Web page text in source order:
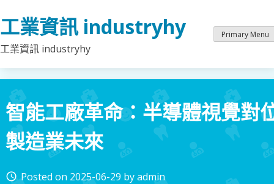
to
content
工業資訊 industryhy
工業資訊 industryhy
Primary Menu
智能工廠革命：半導體視覺對
製造業未來
access_time Posted on 2025-06-29 byadmin